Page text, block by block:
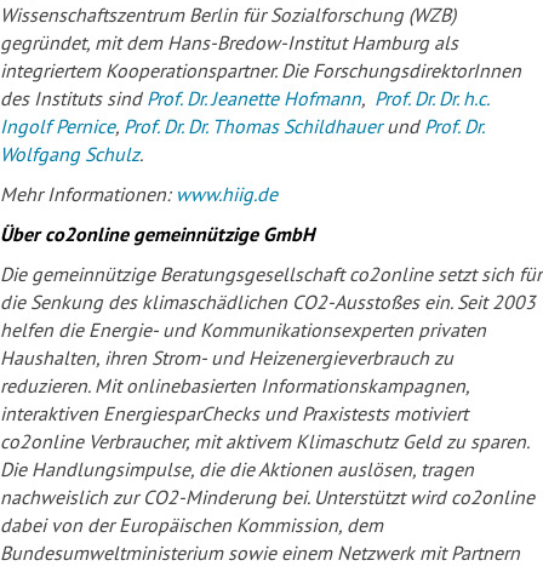
Wissenschaftszentrum Berlin für Sozialforschung (WZB)
gegründet, mit dem Hans-Bredow-Institut Hamburg als
integriertem Kooperationspartner. Die ForschungsdirektorInnen
des Instituts sind Prof. Dr. Jeanette Hofmann, Prof. Dr. Dr. h.c.
Ingolf Pernice, Prof. Dr. Dr. Thomas Schildhauerund Prof. Dr.
Wolfgang Schulz.
Mehr Informationen: www.hiig.de
Über co2online gemeinnützige GmbH
Die gemeinnützige Beratungsgesellschaft co2online setzt sich für
die Senkung des klimaschädlichen CO2-Ausstoßes ein. Seit 2003
helfen die Energie- und Kommunikationsexperten privaten
Haushalten, ihren Strom- und Heizenergieverbrauch zu
reduzieren. Mit onlinebasierten Informationskampagnen,
interaktiven EnergiesparChecks und Praxistests motiviert
co2online Verbraucher, mit aktivem Klimaschutz Geld zu sparen.
Die Handlungsimpulse, die die Aktionen auslösen, tragen
nachweislich zur CO2-Minderung bei. Unterstützt wird co2online
dabei von der Europäischen Kommission, dem
Bundesumweltministerium sowie einem Netzwerk mit Partnern